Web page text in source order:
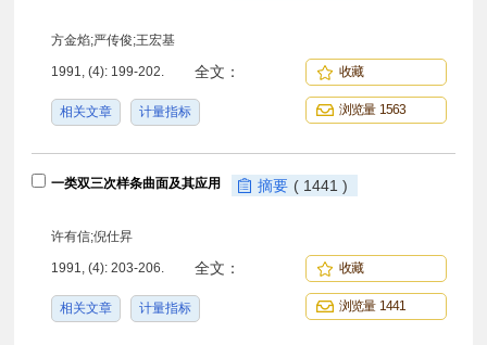
方金焰;严传俊;王宏基
1991, (4): 199-202. 全文：
相关文章 计量指标
收藏
浏览量 1563
一类双三次样条曲面及其应用 摘要 ( 1441 )
许有信;倪仕昇
1991, (4): 203-206. 全文：
相关文章 计量指标
收藏
浏览量 1441